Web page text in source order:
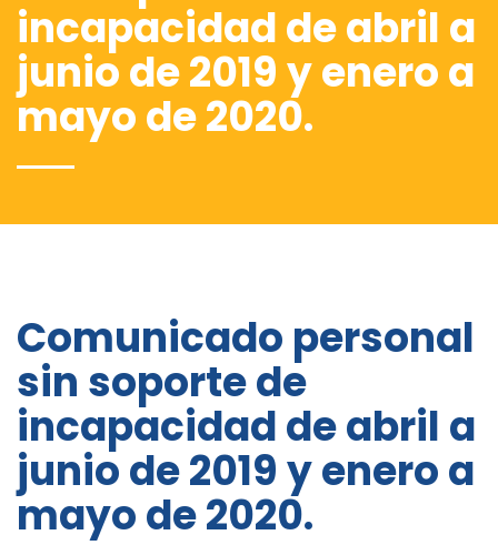
incapacidad de abril a
junio de 2019 y enero a
mayo de 2020.
Comunicado personal
sin soporte de
incapacidad de abril a
junio de 2019 y enero a
mayo de 2020.